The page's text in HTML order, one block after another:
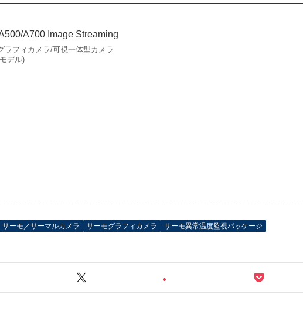
A700 Image Streaming
ラフィカメラ/可視一体型カメラ
デル)
サーモ／サーマルカメラ サーモグラフィカメラ
サーモ異常温度監視パッケージ